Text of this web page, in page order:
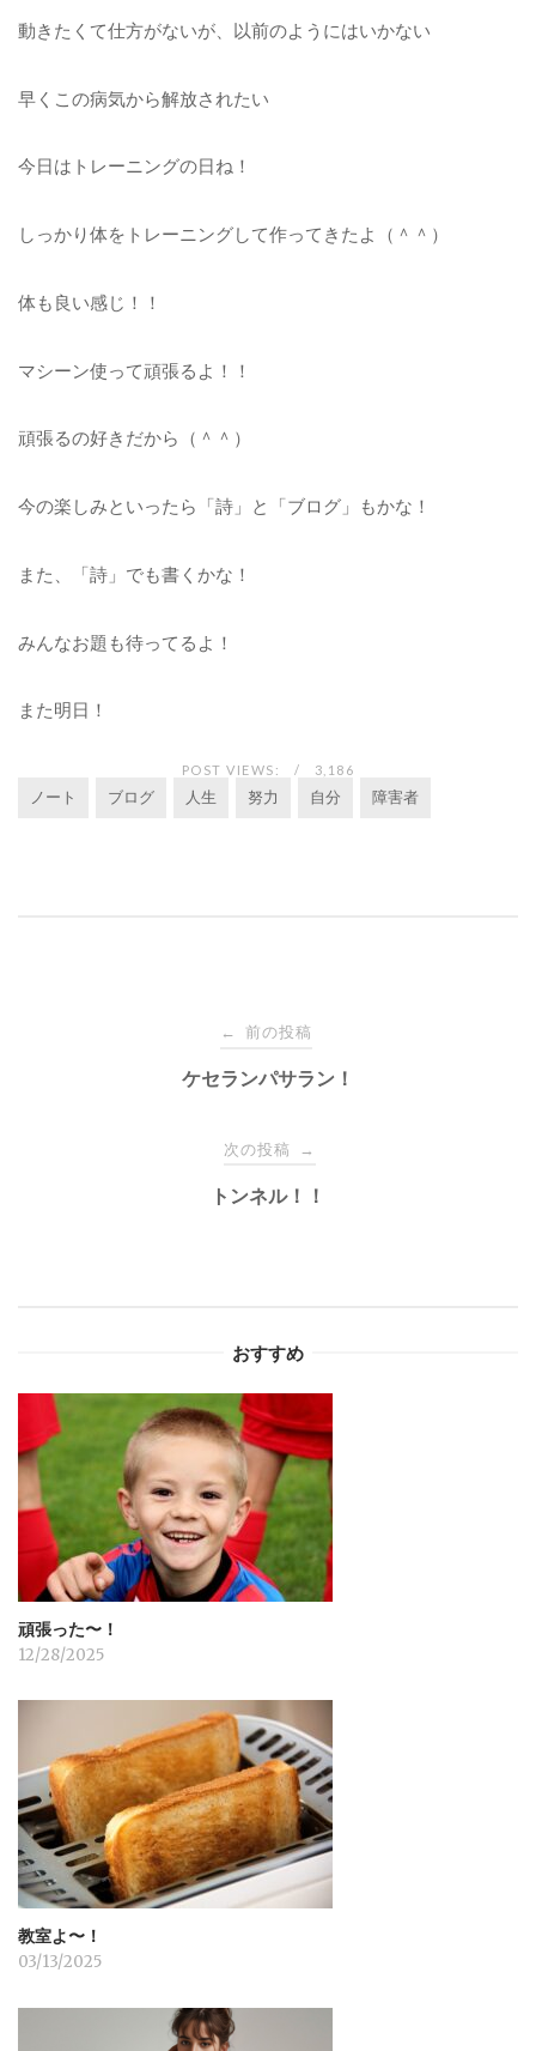
動きたくて仕方がないが、以前のようにはいかない
早くこの病気から解放されたい
今日はトレーニングの日ね！
しっかり体をトレーニングして作ってきたよ（＾＾）
体も良い感じ！！
マシーン使って頑張るよ！！
頑張るの好きだから（＾＾）
今の楽しみといったら「詩」と「ブログ」もかな！
また、「詩」でも書くかな！
みんなお題も待ってるよ！
また明日！
POST VIEWS: 3,186
ノート ブログ 人生 努力 自分 障害者
シ
ョ
ン
← 前の投稿
ケセランパサラン！
次の投稿 →
トンネル！！
おすすめ
頑張った〜！
12/28/2025
教室よ〜！
03/13/2025